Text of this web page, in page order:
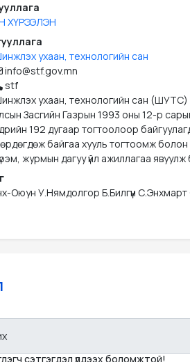
ХҮРЭЭЛЭН
ухаан, технологийн сан
info@stf.gov.mn
stf
ухаан, технологийн сан
Засгийн Газрын 1993 оны 12-р
192 дугаар тогтоолоор
байгаа хууль тогтоомж
журмын дагуу үйл ажиллагаа явуулж
Оюун У.Нямдолгор Б.Билгүүн
сэтгэгдэл үлдээх боломжтой!